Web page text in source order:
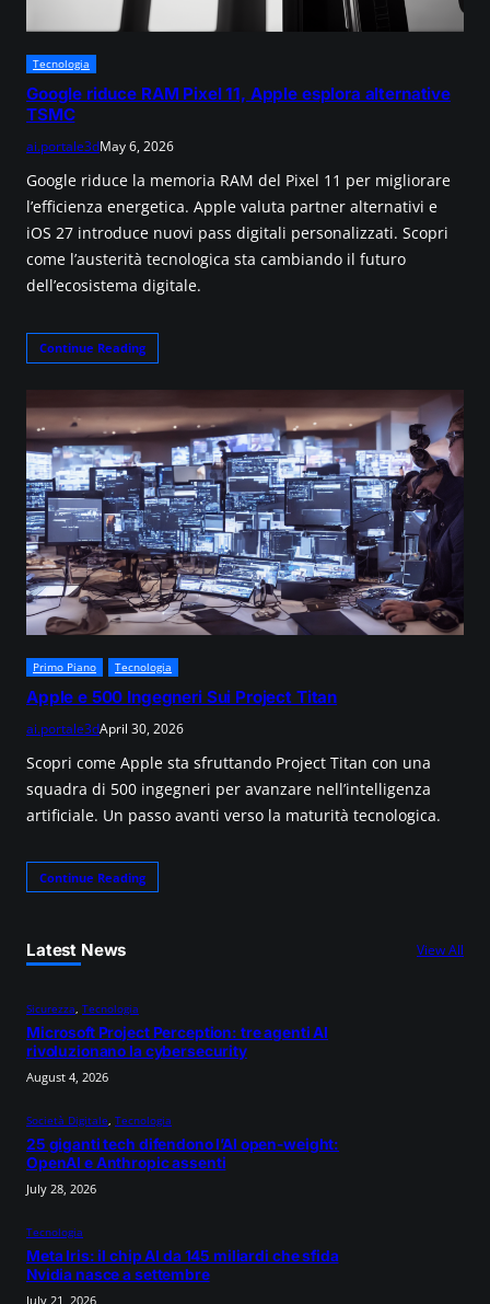
Tecnologia
Google riduce RAM Pixel 11, Apple esplora alternative
TSMC
ai.portale3dMay 6, 2026
Google riduce la memoria RAM del Pixel 11 per migliorare
l’efficienza energetica. Apple valuta partner alternativi e
iOS 27 introduce nuovi pass digitali personalizzati. Scopri
come l’austerità tecnologica sta cambiando il futuro
dell’ecosistema digitale.
Continue Reading
Primo Piano Tecnologia
Apple e 500 Ingegneri Sui Project Titan
ai.portale3dApril 30, 2026
Scopri come Apple sta sfruttando Project Titan con una
squadra di 500 ingegneri per avanzare nell’intelligenza
artificiale. Un passo avanti verso la maturità tecnologica.
Continue Reading
Latest News View All
Sicurezza, Tecnologia
Microsoft Project Perception: tre agenti AI
rivoluzionano la cybersecurity
August 4, 2026
Società Digitale, Tecnologia
25 giganti tech difendono l’AI open-weight:
OpenAI e Anthropic assenti
July 28, 2026
Tecnologia
Meta Iris: il chip AI da 145 miliardi che sfida
Nvidia nasce a settembre
July 21, 2026